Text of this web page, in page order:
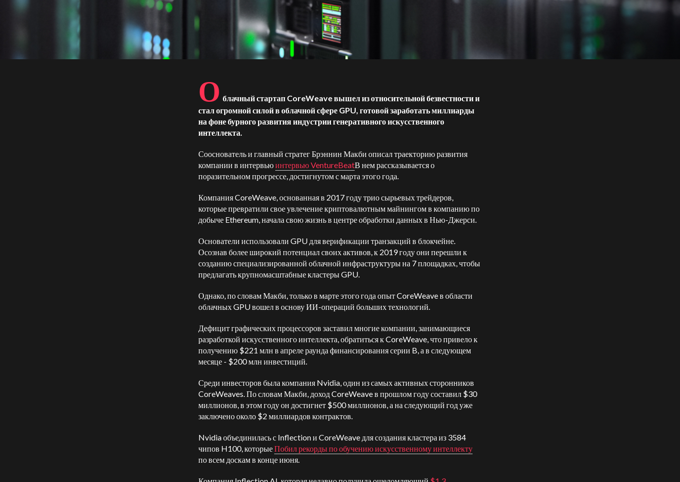
О блачный стартап CoreWeave вышел из относительной безвестности и
стал огромной силой в облачной сфере GPU, готовой заработать миллиарды
на фоне бурного развития индустрии генеративного искусственного
интеллекта.
Сооснователь и главный стратег Брэннин Макби описал траекторию развития
компании в интервьюинтервью VentureBeatВ нем рассказывается о
поразительном прогрессе, достигнутом с марта этого года.
Компания CoreWeave, основанная в 2017 году трио сырьевых трейдеров,
которые превратили свое увлечение криптовалютным майнингом в компанию по
добыче Ethereum, начала свою жизнь в центре обработки данных в Нью-Джерси.
Основатели использовали GPU для верификации транзакций в блокчейне.
Осознав более широкий потенциал своих активов, к 2019 году они перешли к
созданию специализированной облачной инфраструктуры на 7 площадках, чтобы
предлагать крупномасштабные кластеры GPU.
Однако, по словам Макби, только в марте этого года опыт CoreWeave в области
облачных GPU вошел в основу ИИ-операций больших технологий.
Дефицит графических процессоров заставил многие компании, занимающиеся
разработкой искусственного интеллекта, обратиться к CoreWeave, что привело к
получению $221 млн в апреле раунда финансирования серии B, а в следующем
месяце - $200 млн инвестиций.
Среди инвесторов была компания Nvidia, один из самых активных сторонников
CoreWeaves. По словам Макби, доход CoreWeave в прошлом году составил $30
миллионов, в этом году он достигнет $500 миллионов, а на следующий год уже
заключено около $2 миллиардов контрактов.
Nvidia объединилась с Inflection и CoreWeave для создания кластера из 3584
чипов H100, которыеПобил рекорды по обучению искусственному интеллекту
по всем доскам в конце июня.